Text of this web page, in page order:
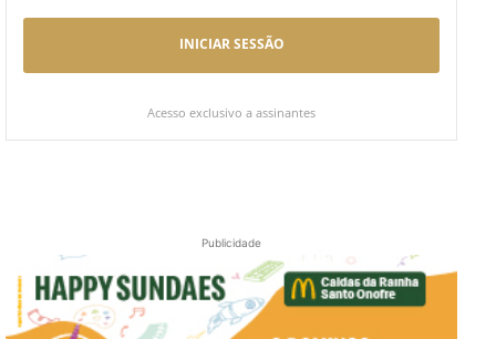
INICIAR SESSÃO
Acesso exclusivo a assinantes
Publicidade